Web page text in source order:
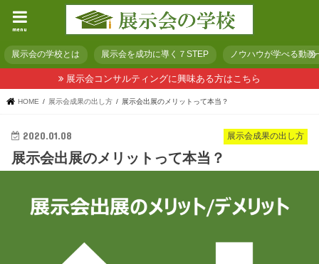
menu
展示会の学校とは 展示会を成功に導く７STEP ノウハウが学べる動画
展示会コンサルティングに興味ある方はこちら
HOME 展示会成果の出し方 展示会出展のメリットって本当？
展示会成果の出し方
2020.01.08
展示会出展のメリットって本当？